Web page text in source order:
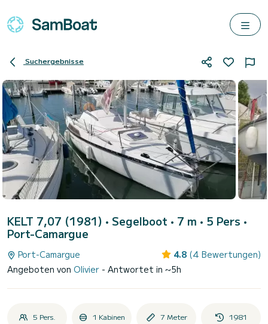
Suchergebnisse
KELT 7,07 (1981) • Segelboot • 7 m • 5 Pers •
Port-Camargue
Port-Camargue 4.8 (4 Bewertungen)
Angeboten von Olivier - Antwortet in ~5h
5 Pers. 1 Kabinen 7 Meter 1981